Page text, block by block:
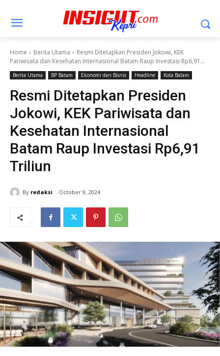
Home Berita Utama
Resmi Ditetapkan Presiden Jokowi, KEK
Pariwisata dan Kesehatan Internasional Batam Raup Investasi Rp6,91...
Berita Utama BP Batam Ekonomi dan Bisnis Headline Kota Batam
Resmi Ditetapkan Presiden
Jokowi, KEK Pariwisata dan
Kesehatan Internasional
Batam Raup Investasi Rp6,91
Triliun
By redaksi October 9, 2024